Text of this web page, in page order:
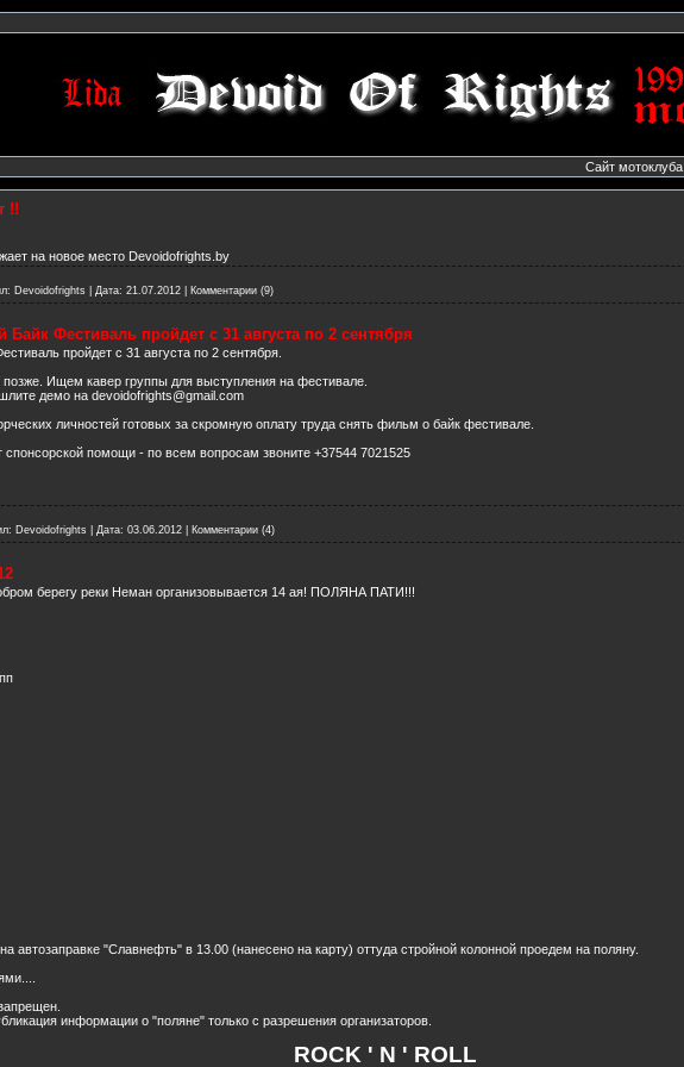
Сайт мотоклуба
!!
на новое место Devoidofrights.by
Devoidofrights Дата: 21.07.2012 Комментарии (9)
Байк Фестиваль пройдет с 31 августа по 2 сентября
пройдет с 31 августа по 2 сентября.
Ищем кавер группы для выступления на фестивале.
демо на devoidofrights@gmail.com
личностей готовых за скромную оплату труда снять фильм о байк фестивале.
спонсорской помощи - по всем вопросам звоните +37544 7021525
Devoidofrights Дата: 03.06.2012 Комментарии (4)
берегу реки Неман организовывается 14 ая! ПОЛЯНА ПАТИ!!!
автозаправке "Славнефть" в 13.00 (нанесено на карту) оттуда стройной колонной проедем на поляну.
информации о "поляне" только с разрешения организаторов.
ROCK ' N ' ROLL